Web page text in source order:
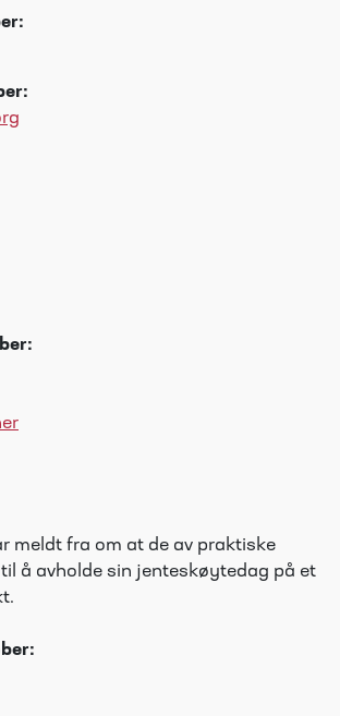
meldt fra om at de av praktiske
å avholde sin jenteskøytedag på et